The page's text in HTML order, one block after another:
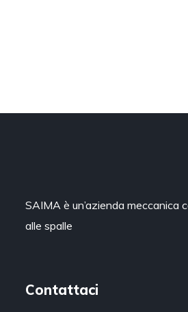
SAIMA è un’azienda meccanica
alle spalle
Contattaci